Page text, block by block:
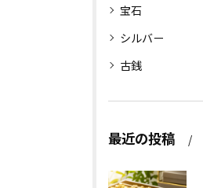
宝石
シルバー
古銭
最近の投稿